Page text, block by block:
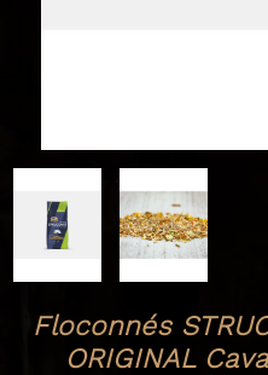
Floconnés
ORIGINAL